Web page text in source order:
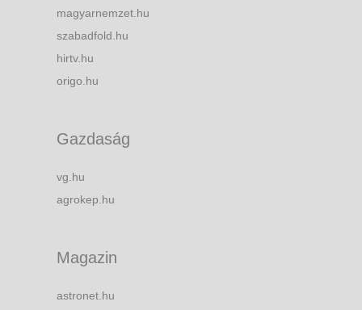
magyarnemzet.hu
szabadfold.hu
hirtv.hu
origo.hu
Gazdaság
vg.hu
agrokep.hu
Magazin
astronet.hu